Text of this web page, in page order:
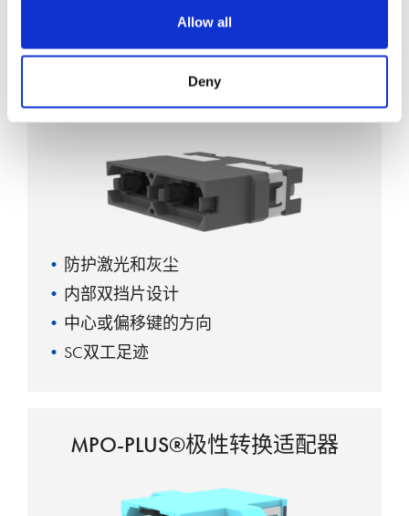
Allow all
Deny
可键位居中，或键位偏置
MPO-PLUS®防护适配器
防护激光和灰尘
内部双挡片设计
中心或偏移键的方向
SC双工足迹
MPO-PLUS®极性转换适配器